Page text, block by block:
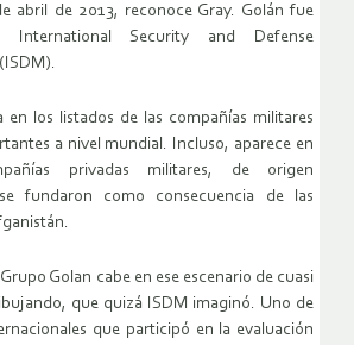
abril de 2013, reconoce Gray. Golán fue
Security and Defense
en los listados de las compañías militares
a nivel mundial. Incluso, aparece en
privadas militares, de origen
fundaron como consecuencia de las
Golan cabe en ese escenario de cuasi
que quizá ISDM imaginó. Uno de
que participó en la evaluación